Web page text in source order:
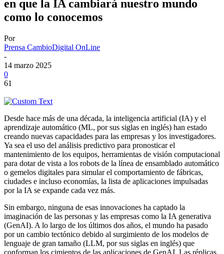
en que la IA cambiará nuestro mundo
como lo conocemos
Por
Prensa CambioDigital OnLine
-
14 marzo 2025
0
61
Desde hace más de una década, la inteligencia artificial (IA) y el
aprendizaje automático (ML, por sus siglas en inglés) han estado
creando nuevas capacidades para las empresas y los investigadores.
Ya sea el uso del análisis predictivo para pronosticar el
mantenimiento de los equipos, herramientas de visión computacional
para dotar de vista a los robots de la línea de ensamblado automático
o gemelos digitales para simular el comportamiento de fábricas,
ciudades e incluso economías, la lista de aplicaciones impulsadas
por la IA se expande cada vez más.
Sin embargo, ninguna de esas innovaciones ha captado la
imaginación de las personas y las empresas como la IA generativa
(GenAI). A lo largo de los últimos dos años, el mundo ha pasado
por un cambio tectónico debido al surgimiento de los modelos de
lenguaje de gran tamaño (LLM, por sus siglas en inglés) que
conforman los cimientos de las aplicaciones de GenAI. Las réplicas